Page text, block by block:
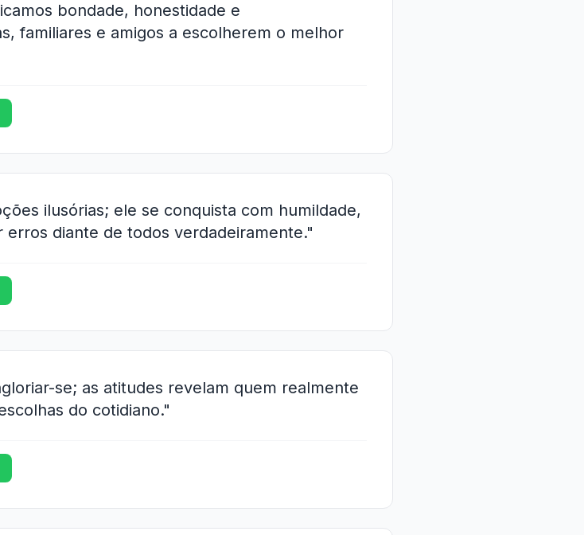
bondade, honestidade e
familiares e amigos a escolherem o melhor
ilusórias; ele se conquista com humildade,
diante de todos verdadeiramente."
se; as atitudes revelam quem realmente
do cotidiano."